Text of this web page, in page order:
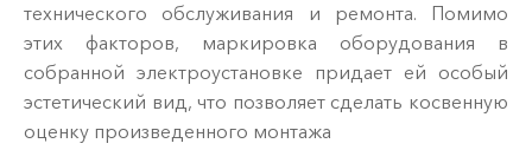
технического обслуживания и ремонта. Помимо
этих факторов, маркировка оборудования в
собранной электроустановке придает ей особый
эстетический вид, что позволяет сделать косвенную
оценку произведенного монтажа